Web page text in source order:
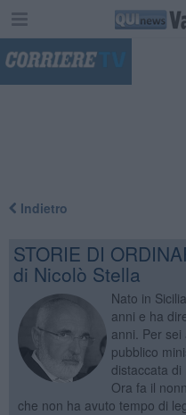
Indietro
STORIE DI
di Nicolò Stella
Nato in
anni e ha
anni. Per
pubblico
distaccata di
Ora fa il
che non ha avuto tempo di